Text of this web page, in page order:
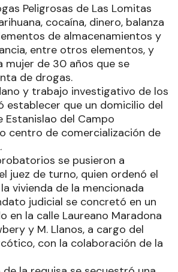
Peligrosas de Las Lomitas
cocaína, dinero, balanza
de almacenamientos y
entre otros elementos, y
mujer de 30 años que se
de drogas.
y trabajo investigativo de los
establecer que un domicilio del
del Campo
centro de comercialización de
se pusieron a
juez de turno, quien ordenó el
vivienda de la mencionada
judicial se concretó en un
en la calle Laureano Maradona
y M. Llanos, a cargo del
con la colaboración de la